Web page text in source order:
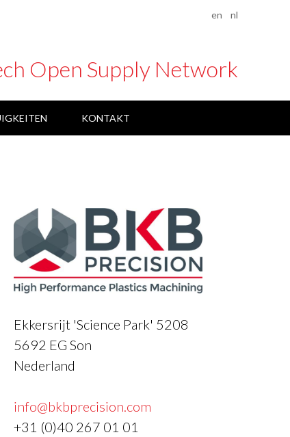
en nl
Open Supply Network
KONTAKT
Ekkersrijt 'Science Park' 5208
5692 EG Son
Nederland
info@bkbprecision.com
+31 (0)40 267 01 01